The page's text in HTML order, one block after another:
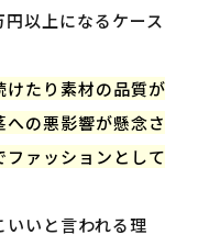
以上になるケース
けたり素材の品質が
の悪影響が懸念さ
ァッションとして
いいと言われる理